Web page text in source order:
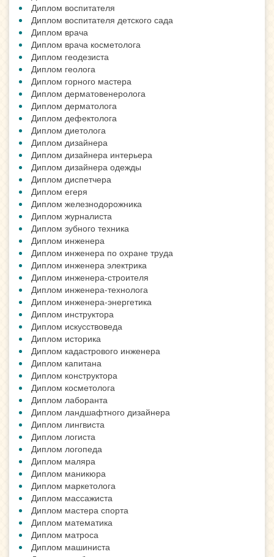
Диплом воспитателя
Диплом воспитателя детского сада
Диплом врача
Диплом врача косметолога
Диплом геодезиста
Диплом геолога
Диплом горного мастера
Диплом дерматовенеролога
Диплом дерматолога
Диплом дефектолога
Диплом диетолога
Диплом дизайнера
Диплом дизайнера интерьера
Диплом дизайнера одежды
Диплом диспетчера
Диплом егеря
Диплом железнодорожника
Диплом журналиста
Диплом зубного техника
Диплом инженера
Диплом инженера по охране труда
Диплом инженера электрика
Диплом инженера-строителя
Диплом инженера-технолога
Диплом инженера-энергетика
Диплом инструктора
Диплом искусствоведа
Диплом историка
Диплом кадастрового инженера
Диплом капитана
Диплом конструктора
Диплом косметолога
Диплом лаборанта
Диплом ландшафтного дизайнера
Диплом лингвиста
Диплом логиста
Диплом логопеда
Диплом маляра
Диплом маникюра
Диплом маркетолога
Диплом массажиста
Диплом мастера спорта
Диплом математика
Диплом матроса
Диплом машиниста